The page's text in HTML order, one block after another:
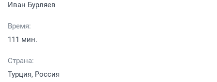
Иван Бурляев
Время:
111 мин.
Страна:
Турция, Россия